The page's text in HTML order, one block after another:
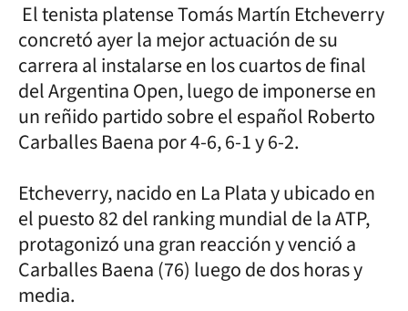
El tenista platense Tomás Martín Etcheverry
concretó ayer la mejor actuación de su
carrera al instalarse en los cuartos de final
del Argentina Open, luego de imponerse en
un reñido partido sobre el español Roberto
Carballes Baena por 4-6, 6-1 y 6-2.
Etcheverry, nacido en La Plata y ubicado en
el puesto 82 del ranking mundial de la ATP,
protagonizó una gran reacción y venció a
Carballes Baena (76) luego de dos horas y
media.